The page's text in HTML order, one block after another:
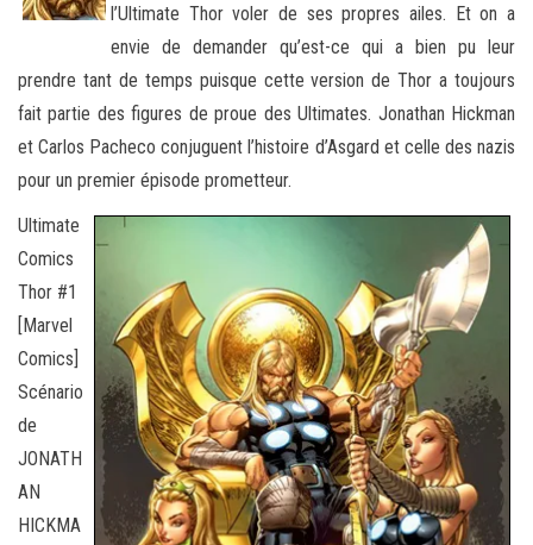
l’Ultimate Thor voler de ses propres ailes. Et on a
envie de demander qu’est-ce qui a bien pu leur
prendre tant de temps puisque cette version de Thor a toujours
fait partie des figures de proue des Ultimates. Jonathan Hickman
et Carlos Pacheco conjuguent l’histoire d’Asgard et celle des nazis
pour un premier épisode prometteur.
Ultimate
Comics
Thor #1
[Marvel
Comics]
Scénario
de
JONATH
AN
HICKMA